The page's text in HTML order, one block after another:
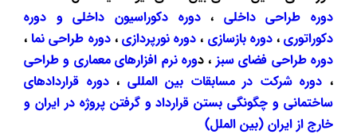
دوره طراحی داخلی ،دوره دکوراسیون داخلی و دوره
دکوراتوری،دوره بازسازی ،دوره نورپردازی،دوره طراحی نما ،
دوره طراحی فضای سبز ، دوره نرم افزارهای معماری و طراحی
، دوره شرکت در مسابقات بین المللی ،دوره قراردادهای
ساختمانی و چگونگی بستن قرارداد و گرفتن پروژه در ایران و
خارج از ایران (بین الملل)